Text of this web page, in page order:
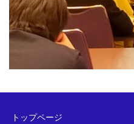
トップページ